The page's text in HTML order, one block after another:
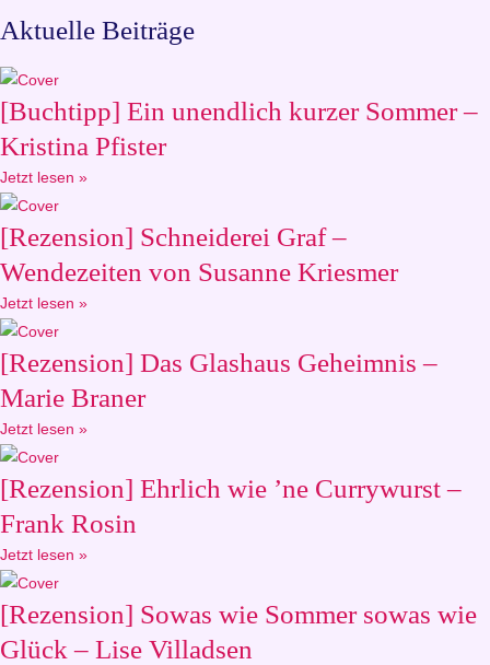
Aktuelle Beiträge
[Buchtipp] Ein unendlich kurzer Sommer –
Kristina Pfister
Jetzt lesen »
[Rezension] Schneiderei Graf –
Wendezeiten von Susanne Kriesmer
Jetzt lesen »
[Rezension] Das Glashaus Geheimnis –
Marie Braner
Jetzt lesen »
[Rezension] Ehrlich wie ’ne Currywurst –
Frank Rosin
Jetzt lesen »
[Rezension] Sowas wie Sommer sowas wie
Glück – Lise Villadsen